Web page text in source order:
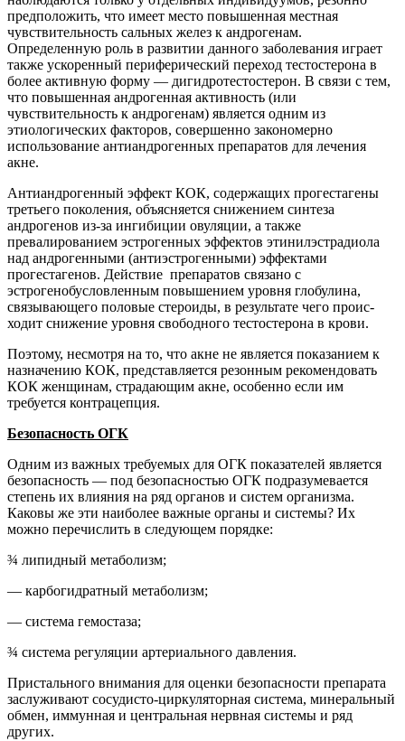
предположить, что имеет место повышенная мест­ная
чувствительность сальных желез к андрогенам.
Определенную роль в развитии данного заболевания играет
также ускоренный периферический переход тестостерона в
более активную форму — дигидротестостерон. В связи с тем,
что повышенная андрогенная активность (или
чувствительность к андрогенам) является одним из
этиологических факторов, совершенно закономерно
использование антиандрогенных препаратов для лечения
акне.
Антиандрогенный эффект КОК, содержащих прогестагены
третьего поколения, объясняется снижением синтеза
андрогенов из-за ингибиции овуляции, а также
превалированием эстрогенных эффектов этинилэстрадиола
над андрогенными (антиэстрогенными) эффектами
прогестагенов. Действие препаратов связано с
эстрогенобусловленным повышением уровня глобулина,
связывающего половые стероиды, в результате чего проис­
ходит снижение уровня свободного тестостерона в крови.
Поэтому, несмотря на то, что акне не является показанием к
назначению КОК, представляется резонным рекомендовать
КОК женщинам, страдающим акне, особенно если им
требуется контрацепция.
Безопасность ОГК
Одним из важных требуемых для ОГК показателей является
безопасность — под безопасностью ОГК подразумевается
степень их влияния на ряд органов и систем организма.
Каковы же эти наиболее важные органы и системы? Их
можно перечислить в следующем порядке:
¾ липидный метаболизм;
— карбогидратный метаболизм;
— система гемостаза;
¾ система регуляции артериального давления.
Пристального внимания для оценки безопасности препарата
заслуживают сосудисто-циркуляторная система, минеральный
обмен, иммунная и центральная нервная системы и ряд
других.